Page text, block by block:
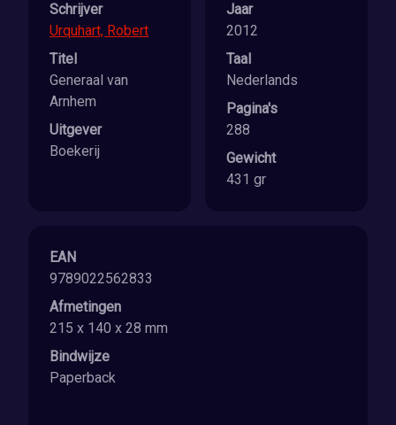
Schrijver
Urquhart, Robert
Titel
Generaal van
Arnhem
Uitgever
Boekerij
Jaar
2012
Taal
Nederlands
Pagina's
288
Gewicht
431 gr
EAN
9789022562833
Afmetingen
215 x 140 x 28 mm
Bindwijze
Paperback